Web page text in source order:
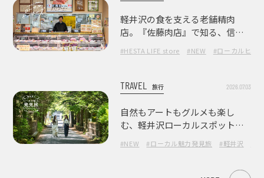
軽井沢の食を支える老舗精肉
店。『佐藤肉店』で知る、信州
#HESTA LIFE store #NEW #ローカルヒー
TRAVEL 旅行 2026.07.03
自然もアートもグルメも楽し
む、軽井沢ローカルスポット巡
#NEW #ローカル魅力発見旅 #軽井沢